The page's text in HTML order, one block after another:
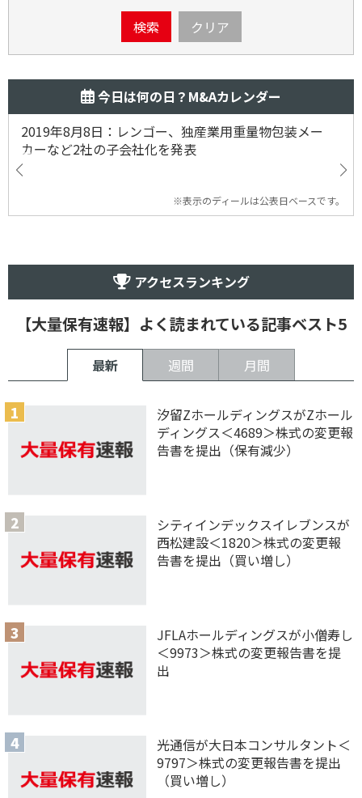
検索 クリア
今日は何の日？M&Aカレンダー
2019年8月8日：レンゴー、独産業用重量物包装メー
カーなど2社の子会社化を発表
※表示のディールは公表日ベースです。
アクセスランキング
【大量保有速報】よく読まれている記事ベスト5
最新 週間 月間
汐留ZホールディングスがZホール
ディングス＜4689＞株式の変更報
告書を提出（保有減少）
シティインデックスイレブンスが
西松建設＜1820＞株式の変更報
告書を提出（買い増し）
JFLAホールディングスが小僧寿し
＜9973＞株式の変更報告書を提
出
光通信が大日本コンサルタント＜
9797＞株式の変更報告書を提出
（買い増し）